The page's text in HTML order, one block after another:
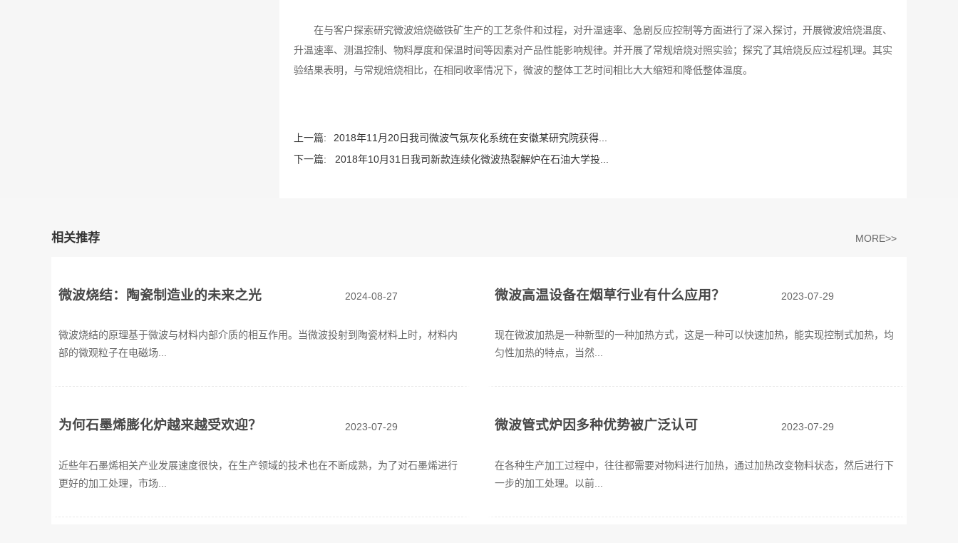
在与客户探索研究微波焙烧磁铁矿生产的工艺条件和过程，对升温速率、急剧反应控制等方面进行了深入探讨，开展微波焙烧温度、
升温速率、测温控制、物料厚度和保温时间等因素对产品性能影响规律。并开展了常规焙烧对照实验；探究了其焙烧反应过程机理。其实
验结果表明，与常规焙烧相比，在相同收率情况下，微波的整体工艺时间相比大大缩短和降低整体温度。
上一篇:
2018年11月20日我司微波气氛灰化系统在安徽某研究院获得...
下一篇:
2018年10月31日我司新款连续化微波热裂解炉在石油大学投...
相关推荐 MORE>>
微波烧结：陶瓷制造业的未来之光
微波烧结的原理基于微波与材料内部介质的相互作用。当微波投射到陶瓷材料上时，材料内
部的微观粒子在电磁场...
2024-08-27 微波高温设备在烟草行业有什么应用？
现在微波加热是一种新型的一种加热方式，这是一种可以快速加热，能实现控制式加热，均
匀性加热的特点，当然...
2023-07-29
为何石墨烯膨化炉越来越受欢迎？
近些年石墨烯相关产业发展速度很快，在生产领域的技术也在不断成熟，为了对石墨烯进行
更好的加工处理，市场...
2023-07-29 微波管式炉因多种优势被广泛认可
在各种生产加工过程中，往往都需要对物料进行加热，通过加热改变物料状态，然后进行下
一步的加工处理。以前...
2023-07-29